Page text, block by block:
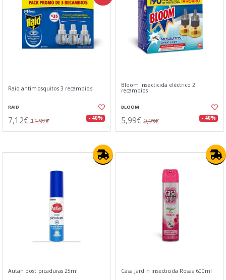
Raid antimosquitos 3 recambios
RAID
7,12€ 11,92€ - 40%
Bloom insecticida eléctrico 2
recambios
BLOOM
5,99€ 9,99€ - 40%
Autan post picaduras 25ml Casa Jardin insecticida Rosas 600ml